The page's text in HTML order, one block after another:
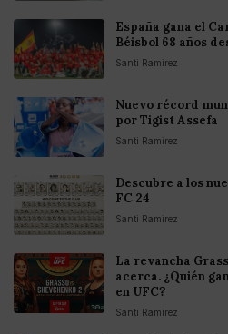
España gana el
Béisbol 68 años
Santi Ramirez
Nuevo récord
por Tigist Assefa
Santi Ramirez
Descubre a los
FC 24
Santi Ramirez
La revancha
acerca. ¿Quién
en UFC?
Santi Ramirez